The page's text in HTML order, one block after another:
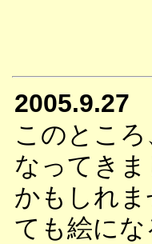
2005.9.27
このとこ
なってき
かもしれ
ても絵に